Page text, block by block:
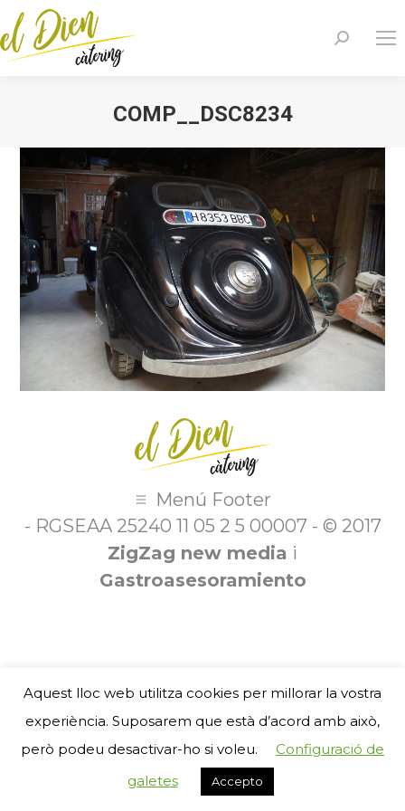
Search:
COMP__DSC8234
You are here:
Menú Footer
- RGSEAA 25240 11 05 2 5 00007 - © 2017
ZigZag new media i
Gastroasesoramiento
Aquest lloc web utilitza cookies per millorar la vostra
experiència. Suposarem que està d’acord amb això,
però podeu desactivar-ho si voleu.
Configuració de
galetes
Accepto